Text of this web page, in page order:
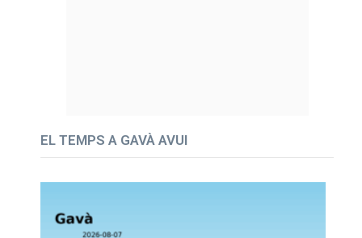
EL TEMPS A GAVÀ AVUI